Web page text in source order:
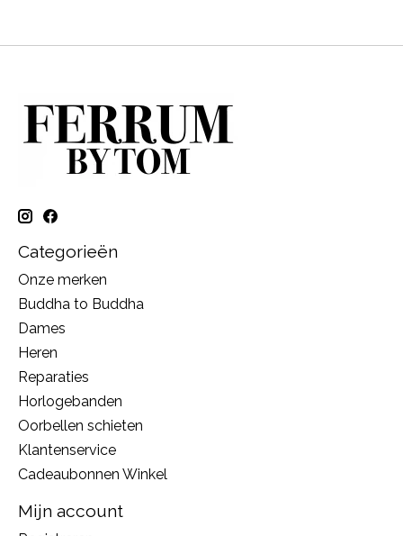
Categorieën
Onze merken
Buddha to Buddha
Dames
Heren
Reparaties
Horlogebanden
Oorbellen schieten
Klantenservice
Cadeaubonnen Winkel
Mijn account